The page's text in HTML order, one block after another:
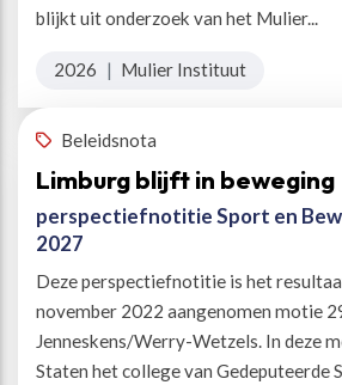
blijkt uit onderzoek van het Mulier...
2026 | Mulier Instituut
Beleidsnota
Limburg blijft in beweging
perspectiefnotitie Sport en
2027
Deze perspectiefnotitie is het
november 2022 aangenomen motie
Jenneskens/Werry-Wetzels. In deze
Staten het college van Gedeputeerde